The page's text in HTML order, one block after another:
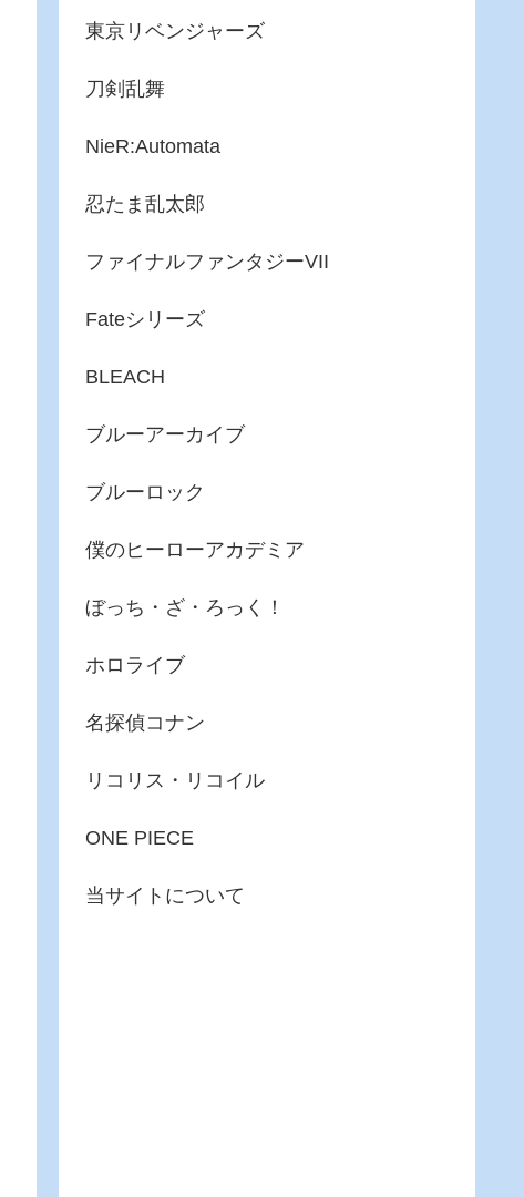
東京リベンジャーズ
刀剣乱舞
NieR:Automata
忍たま乱太郎
ファイナルファンタジーVII
Fateシリーズ
BLEACH
ブルーアーカイブ
ブルーロック
僕のヒーローアカデミア
ぼっち・ざ・ろっく！
ホロライブ
名探偵コナン
リコリス・リコイル
ONE PIECE
当サイトについて